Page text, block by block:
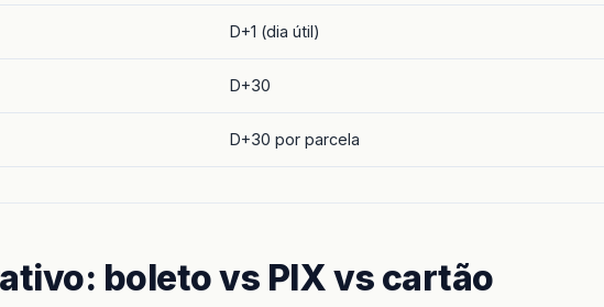
D+1 (dia útil)
D+30
D+30 por parcela
boleto vs PIX vs cartão